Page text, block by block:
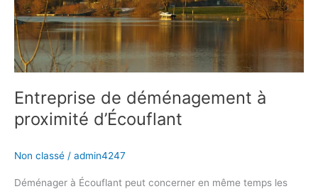
Entreprise de déménagement à
proximité d’Écouflant
Non classé / admin4247
Déménager à Écouflant peut concerner en même temps les